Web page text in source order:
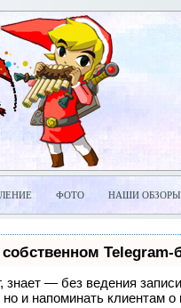
ФОТО НАШИ ОБЗОРЫ
Telegram-
знает — без ведения
но и напоминать клиентам